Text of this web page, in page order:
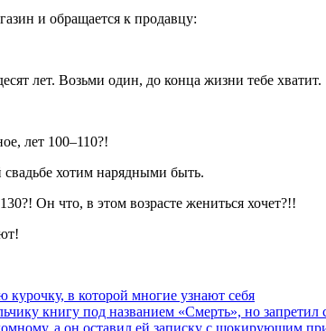
и обращается к продавцу:
лет. Возьми один, до конца жизни тебе хватит.
лет 100–110?!
хотим нарядными быть.
Он что, в этом возрасте жениться хочет?!!
курочку, в которой многие узнают себя
книгу под названием «Смерть», но
а он оставил ей записку с шокирующим